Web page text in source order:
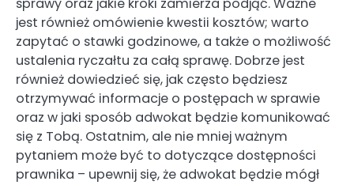
jest również omówienie kwestii kosztów; warto
zapytać o stawki godzinowe, a także o możliwość
ustalenia ryczałtu za całą sprawę. Dobrze jest
również dowiedzieć się, jak często będziesz
otrzymywać informacje o postępach w sprawie
oraz w jaki sposób adwokat będzie komunikować
się z Tobą. Ostatnim, ale nie mniej ważnym
pytaniem może być to dotyczące dostępności
prawnika – upewnij się, że adwokat będzie mógł